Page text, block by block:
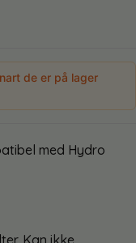
de er på lager
med Hydro
Kan ikke